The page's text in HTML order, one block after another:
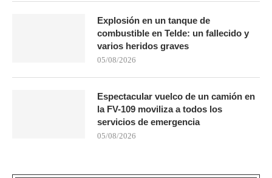
Explosión en un tanque de
combustible en Telde: un fallecido y
varios heridos graves
05/08/2026
Espectacular vuelco de un camión en
la FV-109 moviliza a todos los
servicios de emergencia
05/08/2026